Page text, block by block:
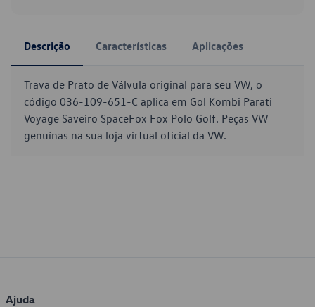
Descrição Características Aplicações
Trava de Prato de Válvula original para seu VW, o
código 036-109-651-C aplica em Gol Kombi Parati
Voyage Saveiro SpaceFox Fox Polo Golf. Peças VW
genuínas na sua loja virtual oficial da VW.
Ajuda